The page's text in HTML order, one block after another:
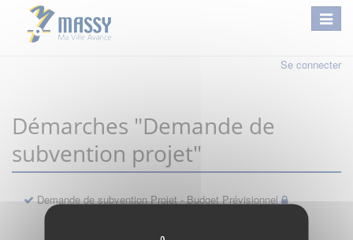
Se connecter
Démarches "Demande de
subvention projet"
Demande de subvention Projet - Budget Prévisionnel